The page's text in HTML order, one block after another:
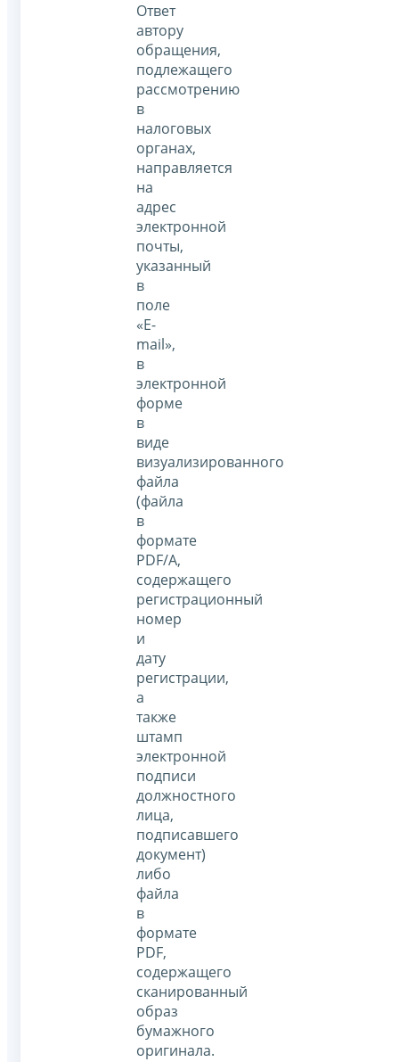
Ответ
автору
обращения,
подлежащего
рассмотрению
в
налоговых
органах,
направляется
на
адрес
электронной
почты,
указанный
в
поле
«E-
mail»,
в
электронной
форме
в
виде
визуализированного
файла
(файла
в
формате
PDF/A,
содержащего
регистрационный
номер
и
дату
регистрации,
а
также
штамп
электронной
подписи
должностного
лица,
подписавшего
документ)
либо
файла
в
формате
PDF,
содержащего
сканированный
образ
бумажного
оригинала.